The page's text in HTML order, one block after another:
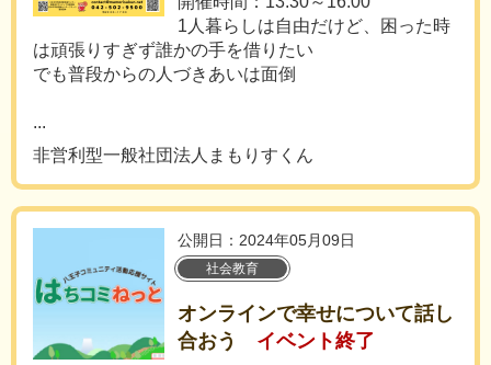
1人暮らしは自由だけど、困った時
は頑張りすぎず誰かの手を借りたい
でも普段からの人づきあいは面倒
...
非営利型一般社団法人まもりすくん
公開日：2024年05月09日
社会教育
オンラインで幸せについて話し
合おう
イベント終了